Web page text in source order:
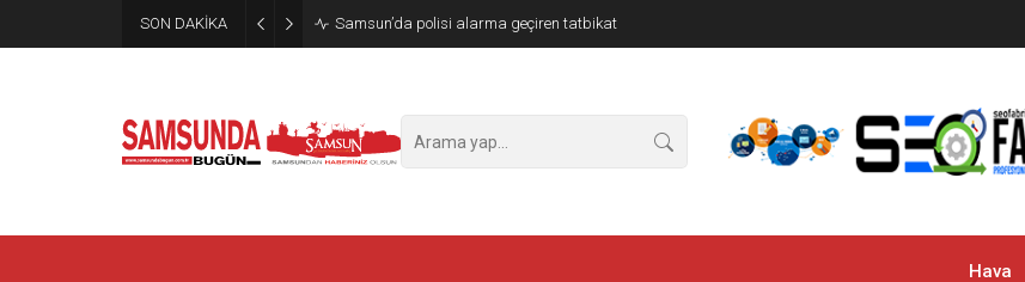
SON DAKİKA Samsun’da polisi alarma geçiren tatbikat
Hava